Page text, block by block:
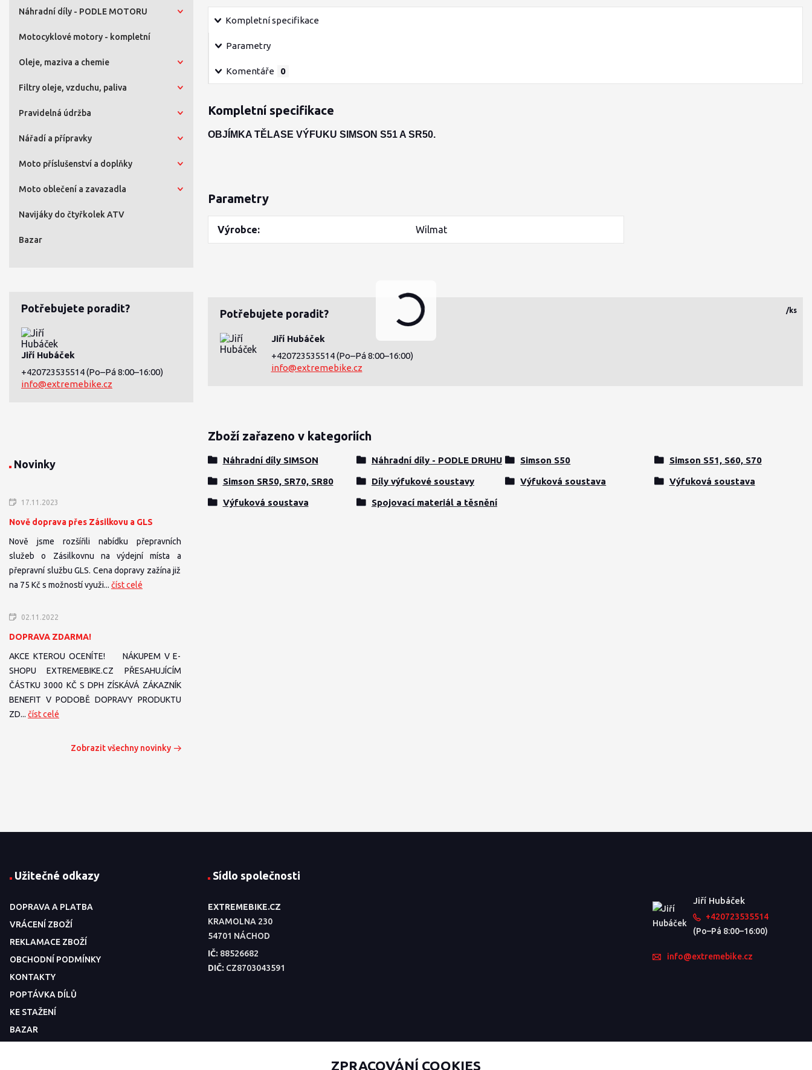
Náhradní díly - PODLE MOTORU
Motocyklové motory - kompletní
Oleje, maziva a chemie
Filtry oleje, vzduchu, paliva
Pravidelná údržba
Nářadí a přípravky
Moto příslušenství a doplňky
Moto oblečení a zavazadla
Navijáky do čtyřkolek ATV
Bazar
Potřebujete poradit?
Jiří Hubáček
+420723535514(Po–Pá 8:00–16:00)
info@extremebike.cz
Novinky
17.11.2023
Nově doprava přes Zásilkovu a GLS
Nově jsme rozšířili nabídku přepravních
služeb o Zásilkovnu na výdejní místa a
přepravní službu GLS. Cena dopravy zažína již
na 75 Kč s možností využi... číst celé
02.11.2022
DOPRAVA ZDARMA!
AKCE KTEROU OCENÍTE! NÁKUPEM V E-
SHOPU EXTREMEBIKE.CZ PŘESAHUJÍCÍM
ČÁSTKU 3000 KČ S DPH ZÍSKÁVÁ ZÁKAZNÍK
BENEFIT V PODOBĚ DOPRAVY PRODUKTU
ZD... číst celé
Zobrazit všechny novinky
/ks
Kompletní specifikace
Parametry
Komentáře 0
Kompletní specifikace
OBJÍMKA TĚLASE VÝFUKU SIMSON S51 A SR50.
Parametry
Výrobce Wilmat
Potřebujete poradit?
Jiří Hubáček
+420723535514(Po–Pá 8:00–16:00)
info@extremebike.cz
Zboží zařazeno v kategoriích
Náhradní díly SIMSON Náhradní díly - PODLE DRUHU Simson S50 Simson S51, S60, S70
Simson SR50, SR70, SR80 Díly výfukové soustavy Výfuková soustava Výfuková soustava
Výfuková soustava Spojovací materiál a těsnění
Užitečné odkazy
DOPRAVA A PLATBA
VRÁCENÍ ZBOŽÍ
REKLAMACE ZBOŽÍ
OBCHODNÍ PODMÍNKY
KONTAKTY
POPTÁVKA DÍLŮ
KE STAŽENÍ
BAZAR
Sídlo společnosti
EXTREMEBIKE.CZ
KRAMOLNA 230
54701 NÁCHOD
IČ: 88526682
DIČ: CZ8703043591
Jiří Hubáček
+420723535514
(Po–Pá 8:00–16:00)
info@extremebike.cz
ZPRACOVÁNÍ COOKIES